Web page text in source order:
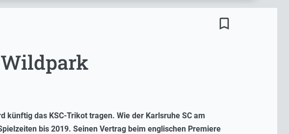
bookmark_border
das KSC-Trikot tragen. Wie der Karlsruhe SC am
bis 2019. Seinen Vertrag beim englischen Premiere